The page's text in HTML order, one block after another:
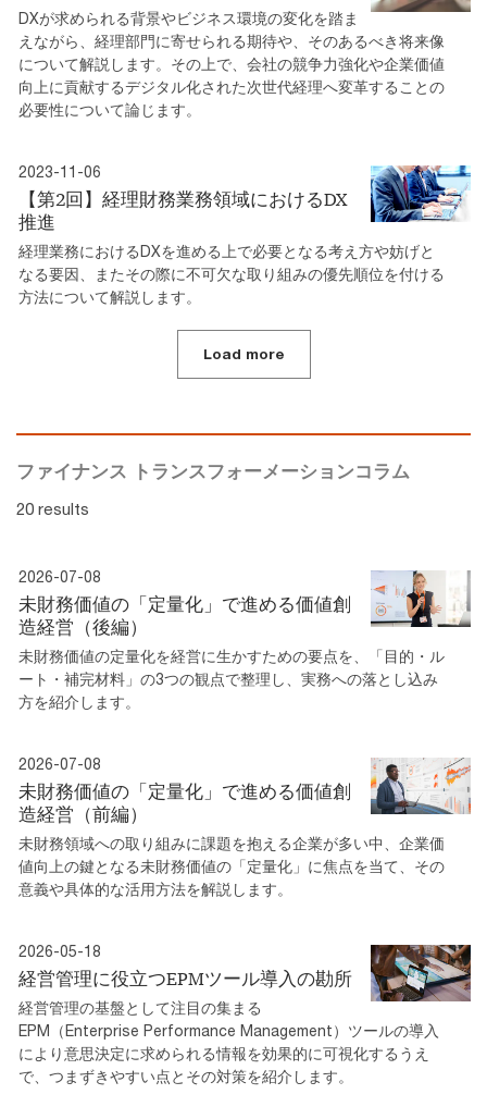
DXが求められる背景やビジネス環境の変化を踏ま
えながら、経理部門に寄せられる期待や、そのあるべき将来像
について解説します。その上で、会社の競争力強化や企業価値
向上に貢献するデジタル化された次世代経理へ変革することの
必要性について論じます。
2023-11-06
【第2回】経理財務業務領域におけるDX
推進
経理業務におけるDXを進める上で必要となる考え方や妨げと
なる要因、またその際に不可欠な取り組みの優先順位を付ける
方法について解説します。
Load more
ファイナンス トランスフォーメーションコラム
20 results
2026-07-08
未財務価値の「定量化」で進める価値創
造経営（後編）
未財務価値の定量化を経営に生かすための要点を、「目的・ル
ート・補完材料」の3つの観点で整理し、実務への落とし込み
方を紹介します。
2026-07-08
未財務価値の「定量化」で進める価値創
造経営（前編）
未財務領域への取り組みに課題を抱える企業が多い中、企業価
値向上の鍵となる未財務価値の「定量化」に焦点を当て、その
意義や具体的な活用方法を解説します。
2026-05-18
経営管理に役立つEPMツール導入の勘所
経営管理の基盤として注目の集まる
EPM（Enterprise Performance Management）ツールの導入
により意思決定に求められる情報を効果的に可視化するうえ
で、つまずきやすい点とその対策を紹介します。